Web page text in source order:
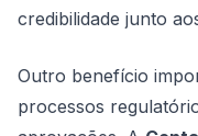
credibilidade junto
Outro benefício
processos